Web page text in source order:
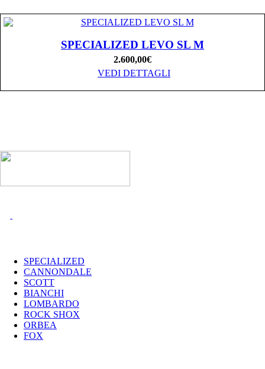
SPECIALIZED LEVO SL M
2.600,00€
VEDI DETTAGLI
SPECIALIZED
CANNONDALE
SCOTT
BIANCHI
LOMBARDO
ROCK SHOX
ORBEA
FOX